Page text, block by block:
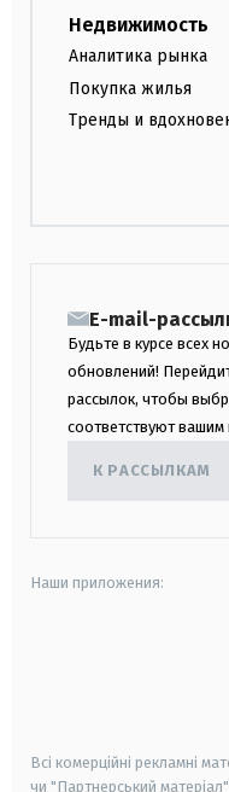
Недвижимость
Аналитика рынка
Покупка жилья
Тренды и
E-mail-
Будьте в курсе всех
обновлений!
рассылок, чтобы
соответствуют вашим
К РАССЫЛКАМ
Наши приложения:
Всі комерційні рекламні
чи "Партнерський